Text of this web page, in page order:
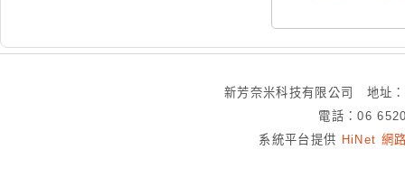
新芳奈米科技有限公司 地址
電話：06
系統平台提供 HiNet 網